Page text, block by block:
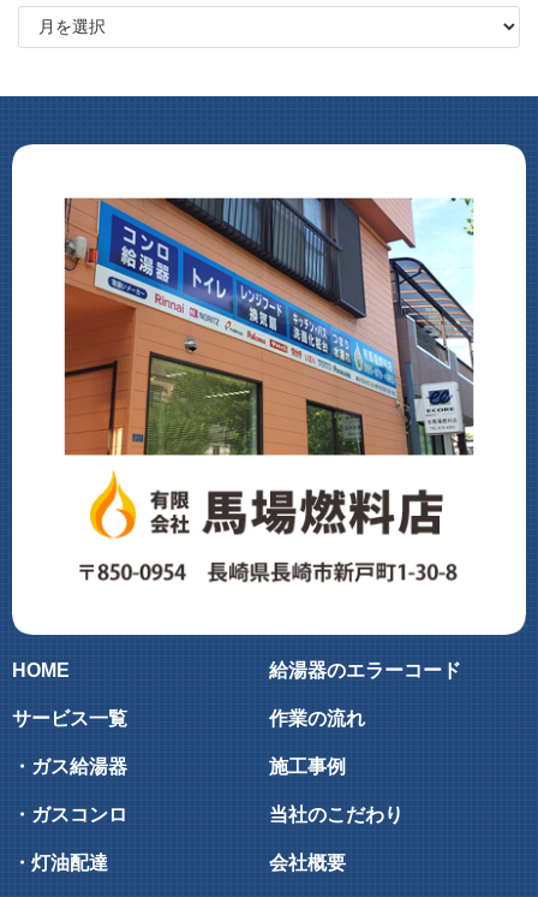
HOME
サービス一覧
・ガス給湯器
・ガスコンロ
・灯油配達
給湯器のエラーコード
作業の流れ
施工事例
当社のこだわり
会社概要